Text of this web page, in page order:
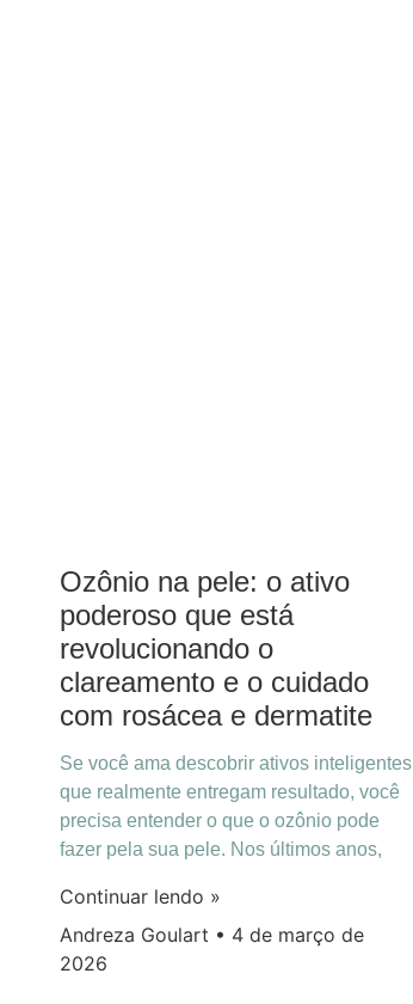
Ozônio na pele: o ativo
poderoso que está
revolucionando o
clareamento e o cuidado
com rosácea e dermatite
Se você ama descobrir ativos inteligentes
que realmente entregam resultado, você
precisa entender o que o ozônio pode
fazer pela sua pele. Nos últimos anos,
Continuar lendo »
Andreza Goulart
4 de março de
2026